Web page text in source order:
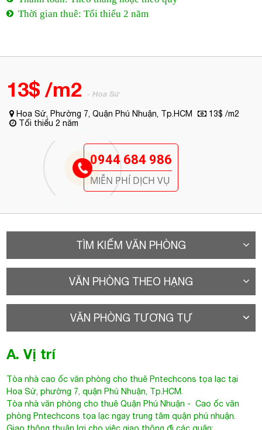
Thời gian thuê: Tối thiểu 2 năm
13$ /m2 - Hoa Sứ
Hoa Sứ, Phường 7, Quận Phú Nhuận, Tp.HCM
13$ /m2
Tối thiểu 2 năm
0944 684 986
MIỄN PHÍ DỊCH VỤ
TÌM KIẾM VĂN PHÒNG
VĂN PHÒNG THEO HẠNG
VĂN PHÒNG TƯƠNG TỰ
A. Vị trí
Tòa nhà cao ốc văn phòng cho thuê Pntechcons tọa lạc tại
Hoa Sứ, phường 7, quận Phú Nhuận, Tp.HCM.
Tòa nhà văn phòng cho thuê Quận Phú Nhuận - Cao ốc văn
phòng Pntechcons tọa lạc ngay trung tâm quận phú nhuận.